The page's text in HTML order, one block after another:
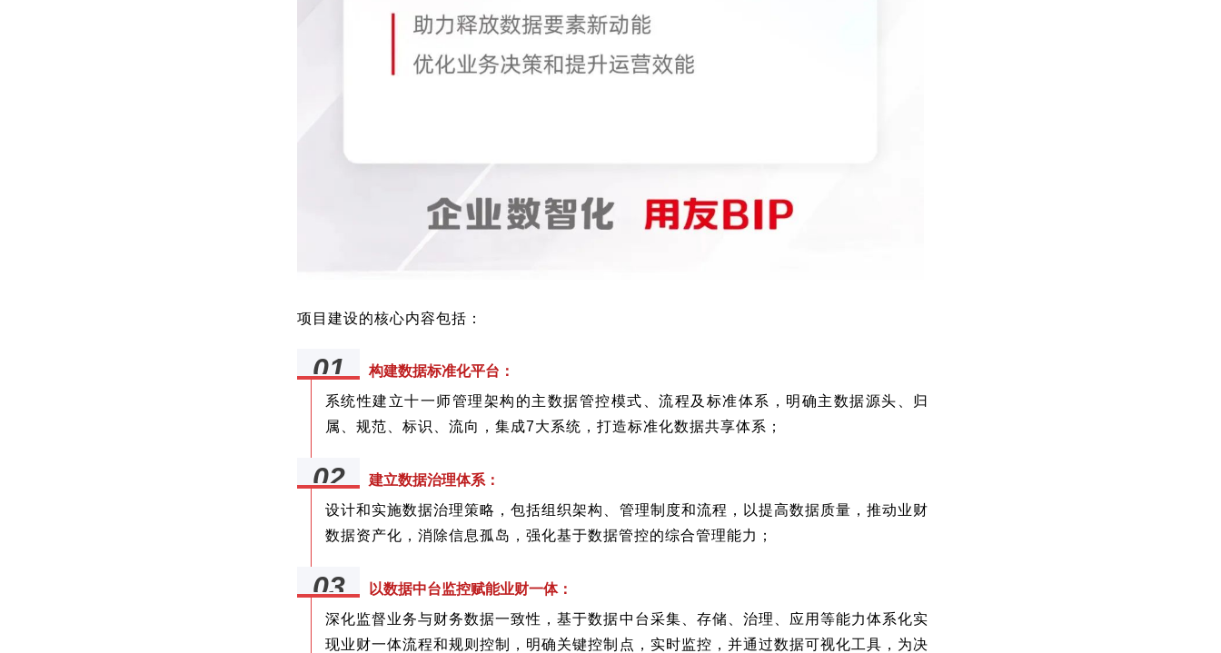
项目建设的核心内容包括：
01
构建数据标准化平台：
系统性建立十一师管理架构的主数据管控模式、流程及标准体系，明确主数据源头、归
属、规范、标识、流向，集成7大系统，打造标准化数据共享体系；
02
建立数据治理体系：
设计和实施数据治理策略，包括组织架构、管理制度和流程，以提高数据质量，推动业财
数据资产化，消除信息孤岛，强化基于数据管控的综合管理能力；
03
以数据中台监控赋能业财一体：
深化监督业务与财务数据一致性，基于数据中台采集、存储、治理、应用等能力体系化实
现业财一体流程和规则控制，明确关键控制点，实时监控，并通过数据可视化工具，为决